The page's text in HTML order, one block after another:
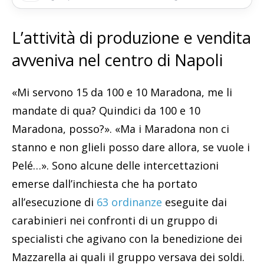
L’attività di produzione e vendita
avveniva nel centro di Napoli
«Mi servono 15 da 100 e 10 Maradona, me li
mandate di qua? Quindici da 100 e 10
Maradona, posso?». «Ma i Maradona non ci
stanno e non glieli posso dare allora, se vuole i
Pelé…». Sono alcune delle intercettazioni
emerse dall’inchiesta che ha portato
all’esecuzione di 63 ordinanze eseguite dai
carabinieri nei confronti di un gruppo di
specialisti che agivano con la benedizione dei
Mazzarella ai quali il gruppo versava dei soldi.